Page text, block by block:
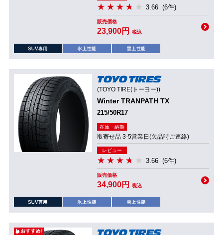
3.66 (6件)
販売価格
23,900円 税込
(TOYO TIRE(トーヨー))
Winter TRANPATH TX
215/50R17
在庫・納期
取寄せ品 3-5営業日(欠品時ご連絡)
レビュー
3.66 (6件)
販売価格
34,900円 税込